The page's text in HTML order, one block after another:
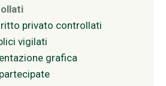
privato controllati
vigilati
grafica